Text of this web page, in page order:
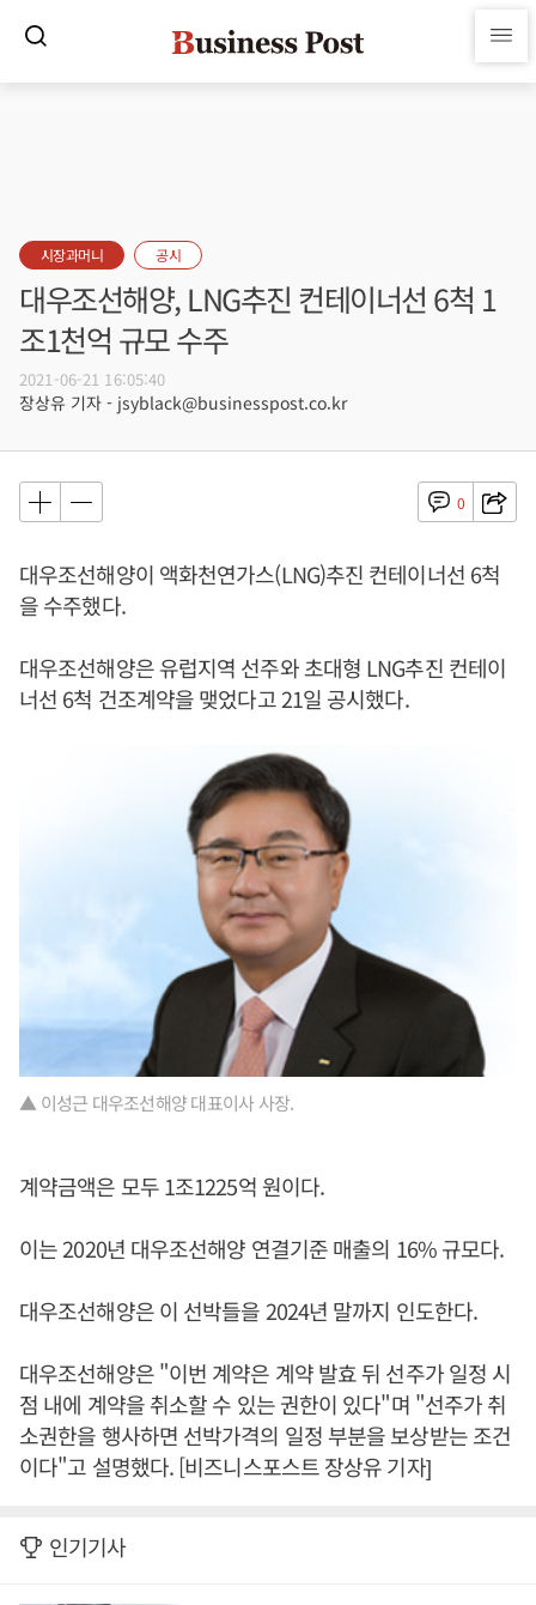
시장과머니 공시
대우조선해양, LNG추진 컨테이너선 6척 1
조1천억 규모 수주
2021-06-21 16:05:40
장상유 기자 - jsyblack@businesspost.co.kr
0
대우조선해양이 액화천연가스(LNG)추진 컨테이너선 6척
을 수주했다.
대우조선해양은 유럽지역 선주와 초대형 LNG추진 컨테이
너선 6척 건조계약을 맺었다고 21일 공시했다.
▲ 이성근 대우조선해양 대표이사 사장.
계약금액은 모두 1조1225억 원이다.
이는 2020년 대우조선해양 연결기준 매출의 16% 규모다.
대우조선해양은 이 선박들을 2024년 말까지 인도한다.
대우조선해양은 "이번 계약은 계약 발효 뒤 선주가 일정 시
점 내에 계약을 취소할 수 있는 권한이 있다"며 "선주가 취
소권한을 행사하면 선박가격의 일정 부분을 보상받는 조건
이다"고 설명했다. [비즈니스포스트 장상유 기자]
인기기사